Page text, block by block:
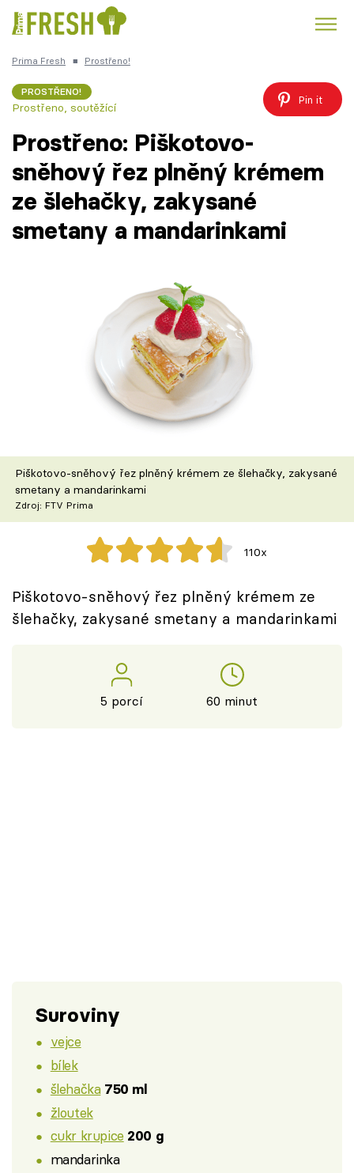
Česká kuchyně
Témata
TV Program
Škola vaření
Recepty z TV
Těhotnej kuchař
Sledujte prima+
Prima Fresh ■ Prostřeno!
PROSTŘENO!
Prostřeno, soutěžící
Pin it
Prostřeno: Piškotovo-
sněhový řez plněný krémem
ze šlehačky, zakysané
smetany a mandarinkami
Piškotovo-sněhový řez plněný krémem ze šlehačky, zakysané
smetany a mandarinkami
Zdroj: FTV Prima
110x
Piškotovo-sněhový řez plněný krémem ze
šlehačky, zakysané smetany a mandarinkami
5 porcí 60 minut
Suroviny
vejce
bílek
šlehačka 750 ml
žloutek
cukr krupice 200 g
mandarinka